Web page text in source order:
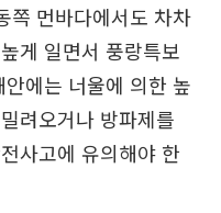
쪽 먼바다에서도 차차
게 일면서 풍랑특보
에는 너울에 의한 높
려오거나 방파제를
사고에 유의해야 한